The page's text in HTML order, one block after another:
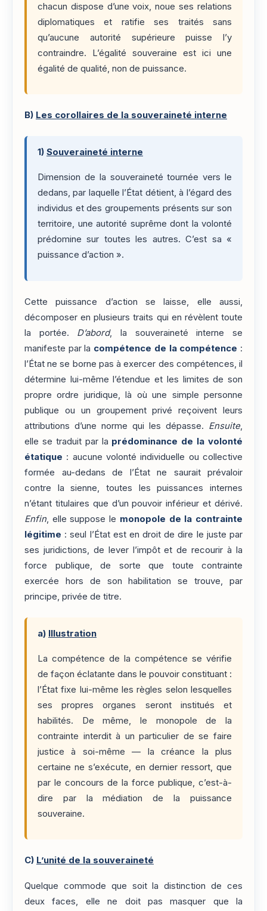
chacun dispose d’une voix, noue ses relations
diplomatiques et ratifie ses traités sans
qu’aucune autorité supérieure puisse l’y
contraindre. L’égalité souveraine est ici une
égalité de qualité, non de puissance.
B) Les corollaires de la souveraineté interne
1) Souveraineté interne
Dimension de la souveraineté tournée vers le
dedans, par laquelle l’État détient, à l’égard des
individus et des groupements présents sur son
territoire, une autorité suprême dont la volonté
prédomine sur toutes les autres. C’est sa «
puissance d’action ».
Cette puissance d’action se laisse, elle aussi,
décomposer en plusieurs traits qui en révèlent toute
la portée. D’abord, la souveraineté interne se
manifeste par la compétence de la compétence :
l’État ne se borne pas à exercer des compétences, il
détermine lui-même l’étendue et les limites de son
propre ordre juridique, là où une simple personne
publique ou un groupement privé reçoivent leurs
attributions d’une norme qui les dépasse. Ensuite,
elle se traduit par la prédominance de la volonté
étatique : aucune volonté individuelle ou collective
formée au-dedans de l’État ne saurait prévaloir
contre la sienne, toutes les puissances internes
n’étant titulaires que d’un pouvoir inférieur et dérivé.
Enfin , elle suppose le monopole de la contrainte
légitime : seul l’État est en droit de dire le juste par
ses juridictions, de lever l’impôt et de recourir à la
force publique, de sorte que toute contrainte
exercée hors de son habilitation se trouve, par
principe, privée de titre.
a) Illustration
La compétence de la compétence se vérifie
de façon éclatante dans le pouvoir constituant :
l’État fixe lui-même les règles selon lesquelles
ses propres organes seront institués et
habilités. De même, le monopole de la
contrainte interdit à un particulier de se faire
justice à soi-même — la créance la plus
certaine ne s’exécute, en dernier ressort, que
par le concours de la force publique, c’est-à-
dire par la médiation de la puissance
souveraine.
C) L’unité de la souveraineté
Quelque commode que soit la distinction de ces
deux faces, elle ne doit pas masquer que la